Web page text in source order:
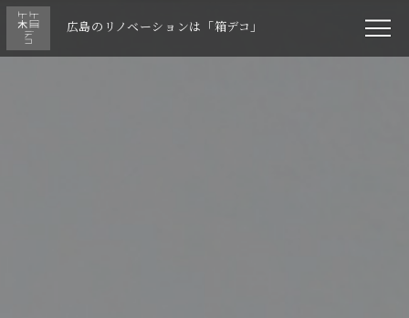
広島のリノベーションは「箱デコ」